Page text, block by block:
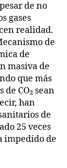
de no
gases
realidad.
de
de
masiva de
que más
CO₂ sean
han
de
25 veces
impedido de